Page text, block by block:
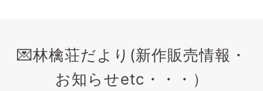
💌林檎荘だより(新作販売情報・
お知らせetc・・・）